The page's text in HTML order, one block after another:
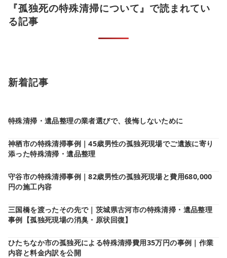
『孤独死の特殊清掃について』で読まれてい
る記事
新着記事
特殊清掃・遺品整理の業者選びで、後悔しないために
神栖市の特殊清掃事例｜45歳男性の孤独死現場でご遺族に寄り
添った特殊清掃・遺品整理
守谷市の特殊清掃事例｜82歳男性の孤独死現場と費用680,000
円の施工内容
三国橋を渡ったその先で｜茨城県古河市の特殊清掃・遺品整理
事例【孤独死現場の消臭・原状回復】
ひたちなか市の孤独死による特殊清掃費用35万円の事例｜作業
内容と料金内訳を公開